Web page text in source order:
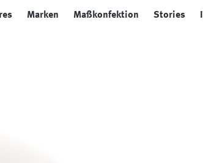
Marken Maßkonfektion Stories